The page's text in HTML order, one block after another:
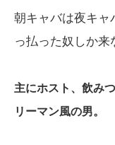
朝キャバは夜キャ
っ払った奴しか
主にホスト、飲み
リーマン風の男。